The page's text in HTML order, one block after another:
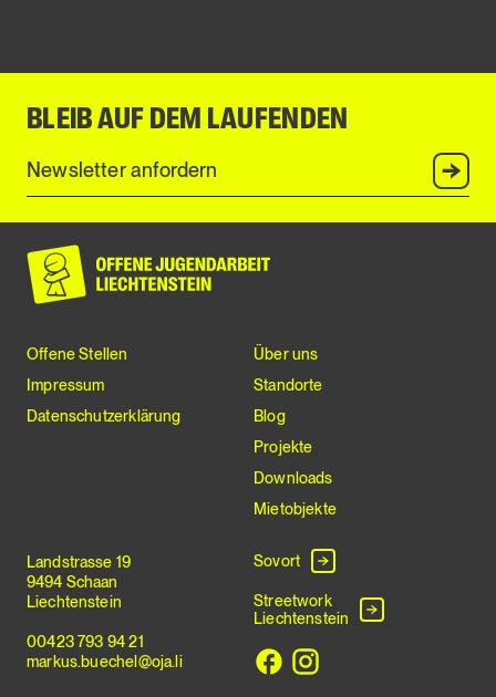
BLEIB AUF DEM LAUFENDEN
Landstrasse 19
9494 Schaan
Liechtenstein
00423 793 94 21
markus.buechel@oja.li
Über uns
Standorte
Blog
Projekte
Downloads
Mietobjekte
Offene Stellen
Impressum
Datenschutzerklärung
Sovort
Streetwork
Liechtenstein